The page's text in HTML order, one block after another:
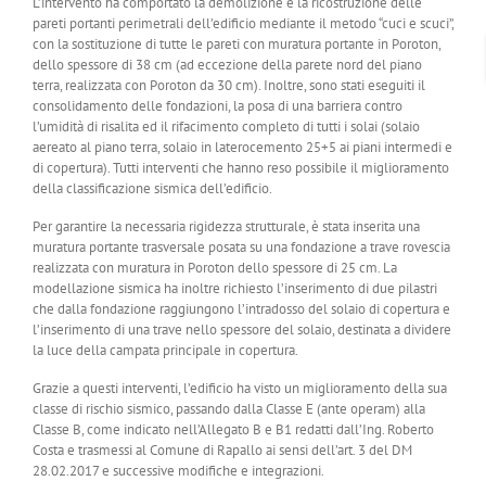
pareti portanti perimetrali dell’edificio mediante il metodo “cuci e scuci”,
con la sostituzione di tutte le pareti con muratura portante in Poroton,
dello spessore di 38 cm (ad eccezione della parete nord del piano
terra, realizzata con Poroton da 30 cm). Inoltre, sono stati eseguiti il
consolidamento delle fondazioni, la posa di una barriera contro
l’umidità di risalita ed il rifacimento completo di tutti i solai (solaio
aereato al piano terra, solaio in laterocemento 25+5 ai piani intermedi e
di copertura). Tutti interventi che hanno reso possibile il miglioramento
della classificazione sismica dell’edificio.
Per garantire la necessaria rigidezza strutturale, è stata inserita una
muratura portante trasversale posata su una fondazione a trave rovescia
realizzata con muratura in Poroton dello spessore di 25 cm. La
modellazione sismica ha inoltre richiesto l’inserimento di due pilastri
che dalla fondazione raggiungono l’intradosso del solaio di copertura e
l’inserimento di una trave nello spessore del solaio, destinata a dividere
la luce della campata principale in copertura.
Grazie a questi interventi, l’edificio ha visto un miglioramento della sua
classe di rischio sismico, passando dalla Classe E (ante operam) alla
Classe B, come indicato nell’Allegato B e B1 redatti dall’Ing. Roberto
Costa e trasmessi al Comune di Rapallo ai sensi dell’art. 3 del DM
28.02.2017 e successive modifiche e integrazioni.